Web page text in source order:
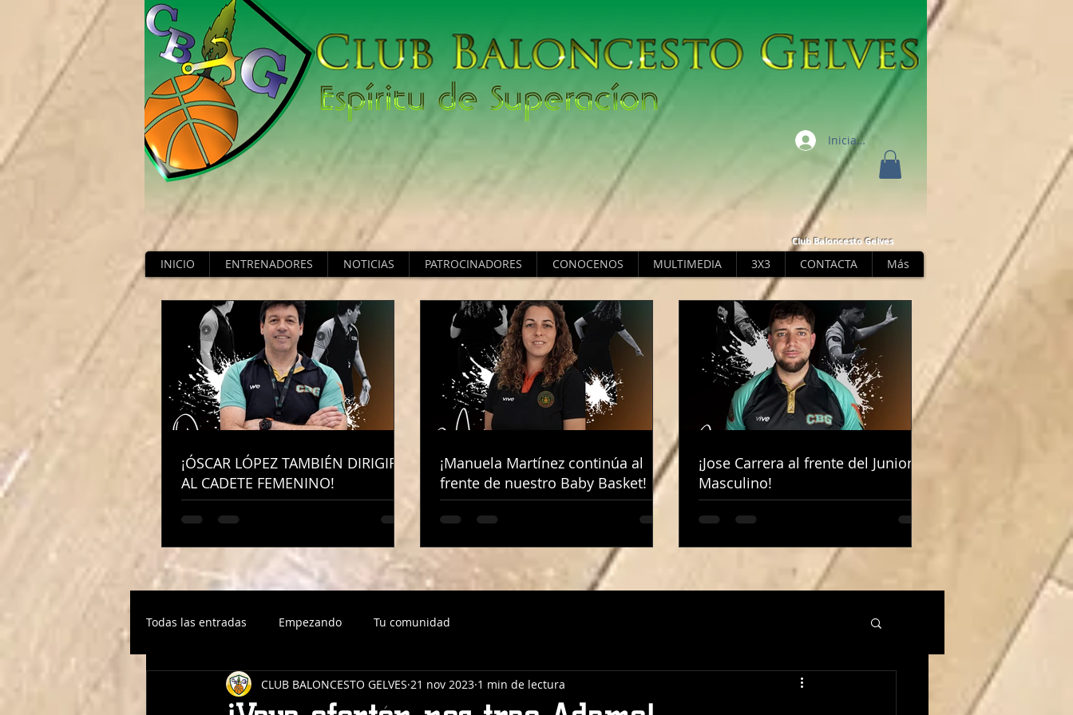
Iniciar sesión
Club Baloncesto Gelves
INICIO ENTRENADORES NOTICIAS PATROCINADORES CONOCENOS MULTIMEDIA 3X3 CONTACTA Más
¡ÓSCAR LÓPEZ TAMBIÉN DIRIGIRÁ
AL CADETE FEMENINO!
¡Manuela Martínez continúa al
frente de nuestro Baby Basket!
¡Jose Carrera al frente del Junior
Masculino!
¡ÓSCAR LÓPEZ TAMBIÉN DIRIGIRÁ
AL CADETE FEMENINO!
¡Manuela Martínez continúa al
frente de nuestro Baby Basket!
¡Jose Carrera al frente del Junior
Masculino!
Todas las entradas Empezando Tu comunidad
CLUB BALONCESTO GELVES 21 nov 2023 1 min de lectura